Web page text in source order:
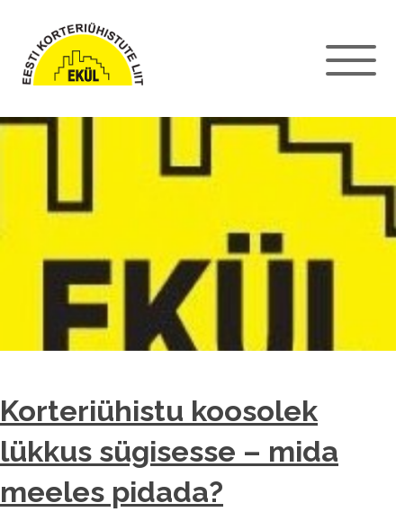
Korteriühistu koosolek
lükkus sügisesse – mida
meeles pidada?